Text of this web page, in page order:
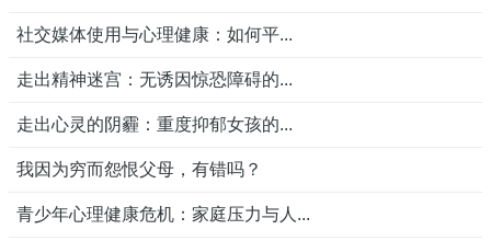
社交媒体使用与心理健康：如何平...
走出精神迷宫：无诱因惊恐障碍的...
走出心灵的阴霾：重度抑郁女孩的...
我因为穷而怨恨父母，有错吗？
青少年心理健康危机：家庭压力与人...